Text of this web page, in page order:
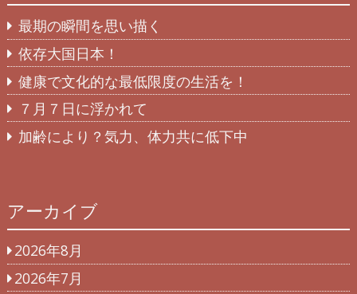
最期の瞬間を思い描く
依存大国日本！
健康で文化的な最低限度の生活を！
７月７日に浮かれて
加齢により？気力、体力共に低下中
アーカイブ
2026年8月
2026年7月